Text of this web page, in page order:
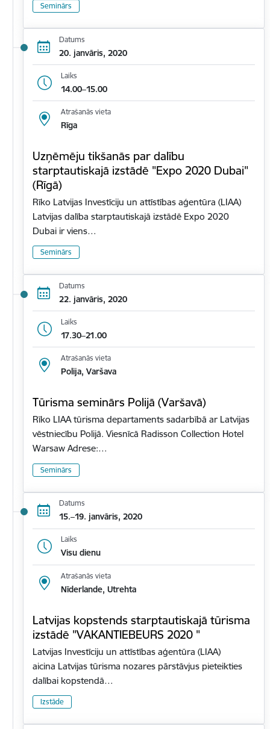
Seminārs
Datums
20. janvāris, 2020
Laiks
14.00–15.00
Atrašanās vieta
Rīga
Uzņēmēju tikšanās par dalību
starptautiskajā izstādē "Expo 2020 Dubai"
(Rīgā)
Rīko Latvijas Investīciju un attīstības aģentūra (LIAA)
Latvijas dalība starptautiskajā izstādē Expo 2020
Dubai ir viens…
Seminārs
Datums
22. janvāris, 2020
Laiks
17.30–21.00
Atrašanās vieta
Polija, Varšava
Tūrisma seminārs Polijā (Varšavā)
Rīko LIAA tūrisma departaments sadarbībā ar Latvijas
vēstniecību Polijā. Viesnīcā Radisson Collection Hotel
Warsaw Adrese:…
Seminārs
Datums
15.–19. janvāris, 2020
Laiks
Visu dienu
Atrašanās vieta
Nīderlande, Utrehta
Latvijas kopstends starptautiskajā tūrisma
izstādē "VAKANTIEBEURS 2020 "
Latvijas Investīciju un attīstības aģentūra (LIAA)
aicina Latvijas tūrisma nozares pārstāvjus pieteikties
dalībai kopstendā…
Izstāde